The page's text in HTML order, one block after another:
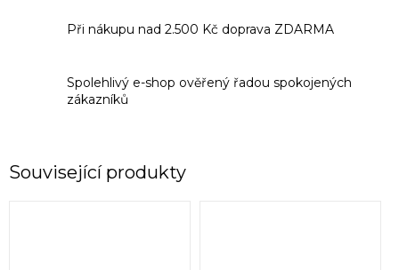
Při nákupu nad 2.500 Kč doprava ZDARMA
Spolehlivý e-shop ověřený řadou spokojených
zákazníků
Související produkty